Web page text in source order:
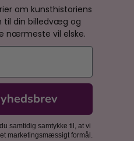
om kunsthistoriens
til din billedvæg og
nærmeste vil elske.
samtidig samtykke til, at vi
marketingsmæssigt formål.